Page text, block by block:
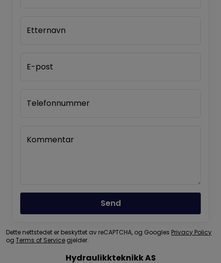
Hydraulikkteknikk AS
Etternavn
E-post
Telefonnummer
Kommentar
Send
Dette nettstedet er beskyttet av reCAPTCHA, og Googles Privacy Policy
og Terms of Service gjelder.